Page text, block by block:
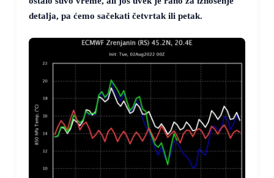
detalja, pa ćemo sačekati četvrtak ili petak.